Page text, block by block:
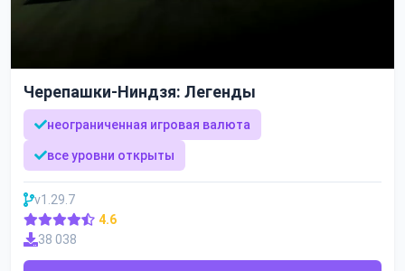
Черепашки-Ниндзя: Легенды
неограниченная игровая валюта
все уровни открыты
v1.29.7
4.6
38 038